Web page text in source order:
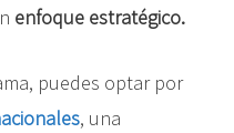
enfoque estratégico.
puedes optar por
, una